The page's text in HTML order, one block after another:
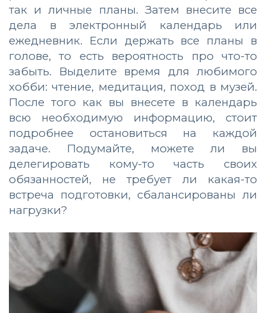
так и личные планы. Затем внесите все
дела в электронный календарь или
ежедневник. Если держать все планы в
голове, то есть вероятность про что-то
забыть. Выделите время для любимого
хобби: чтение, медитация, поход в музей.
После того как вы внесете в календарь
всю необходимую информацию, стоит
подробнее остановиться на каждой
задаче. Подумайте, можете ли вы
делегировать кому-то часть своих
обязанностей, не требует ли какая-то
встреча подготовки, сбалансированы ли
нагрузки?